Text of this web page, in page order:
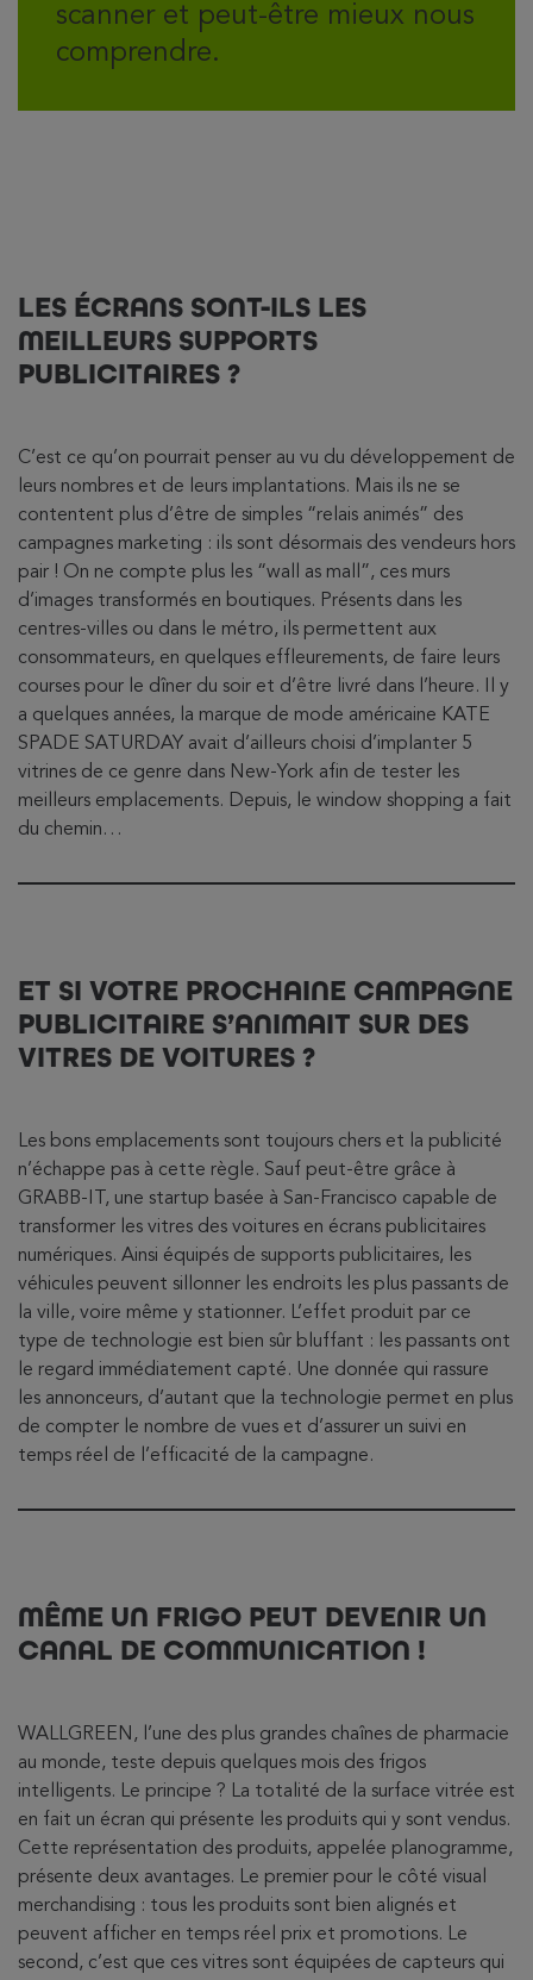
scanner et peut-être mieux nous
comprendre.
LES ÉCRANS SONT-ILS LES
MEILLEURS SUPPORTS
PUBLICITAIRES ?
C’est ce qu’on pourrait penser au vu du développement de
leurs nombres et de leurs implantations. Mais ils ne se
contentent plus d’être de simples “relais animés” des
campagnes marketing : ils sont désormais des vendeurs hors
pair ! On ne compte plus les “wall as mall”, ces murs
d’images transformés en boutiques. Présents dans les
centres-villes ou dans le métro, ils permettent aux
consommateurs, en quelques effleurements, de faire leurs
courses pour le dîner du soir et d’être livré dans l’heure. Il y
a quelques années, la marque de mode américaine KATE
SPADE SATURDAY avait d’ailleurs choisi d’implanter 5
vitrines de ce genre dans New-York afin de tester les
meilleurs emplacements. Depuis, le window shopping a fait
du chemin…
ET SI VOTRE PROCHAINE CAMPAGNE
PUBLICITAIRE S’ANIMAIT SUR DES
VITRES DE VOITURES ?
Les bons emplacements sont toujours chers et la publicité
n’échappe pas à cette règle. Sauf peut-être grâce à
GRABB-IT, une startup basée à San-Francisco capable de
transformer les vitres des voitures en écrans publicitaires
numériques. Ainsi équipés de supports publicitaires, les
véhicules peuvent sillonner les endroits les plus passants de
la ville, voire même y stationner. L’effet produit par ce
type de technologie est bien sûr bluffant : les passants ont
le regard immédiatement capté. Une donnée qui rassure
les annonceurs, d’autant que la technologie permet en plus
de compter le nombre de vues et d’assurer un suivi en
temps réel de l’efficacité de la campagne.
MÊME UN FRIGO PEUT DEVENIR UN
CANAL DE COMMUNICATION !
WALLGREEN, l’une des plus grandes chaînes de pharmacie
au monde, teste depuis quelques mois des frigos
intelligents. Le principe ? La totalité de la surface vitrée est
en fait un écran qui présente les produits qui y sont vendus.
Cette représentation des produits, appelée planogramme,
présente deux avantages. Le premier pour le côté visual
merchandising : tous les produits sont bien alignés et
peuvent afficher en temps réel prix et promotions. Le
second, c’est que ces vitres sont équipées de capteurs qui